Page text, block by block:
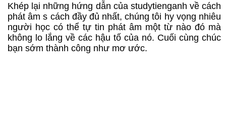
Khép lại những hứng dẫn của studytienganh về cách
phát âm s cách đầy đủ nhất, chúng tôi hy vọng nhiêu
người học có thể tự tin phát âm một từ nào đó mà
không lo lắng về các hậu tố của nó. Cuối cùng chúc
bạn sớm thành công như mơ ước.